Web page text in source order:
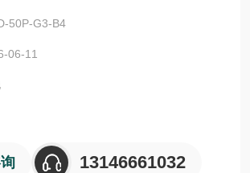
T3德国德森瑞 DISORIC传感器Disoric德森
电感式环形传感器
50P-G3-B4
06-11
13146661032